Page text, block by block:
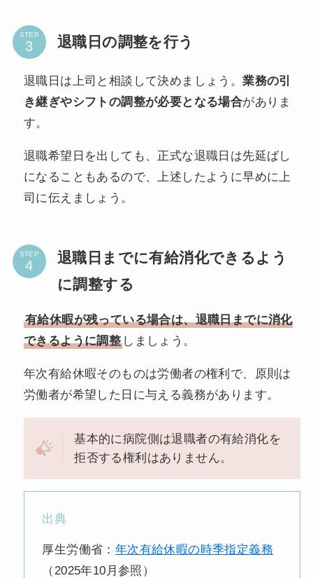
STEP 退職日の調整を行う
退職日は上司と相談して決めましょう。業務の引
き継ぎやシフトの調整が必要となる場合がありま
す。
退職希望日を出しても、正式な退職日は先延ばし
になることもあるので、上述したように早めに上
司に伝えましょう。
STEP
退職日までに有給消化できるよう
に調整する
有給休暇が残っている場合は、退職日までに消化
できるように調整 しましょう。
年次有給休暇そのものは労働者の権利で、原則は
労働者が希望した日に与える義務があります。
基本的に病院側は退職者の有給消化を
拒否する権利はありません。
出典
厚生労働省： 年次有給休暇の時季指定義務
（2025年10月参照）